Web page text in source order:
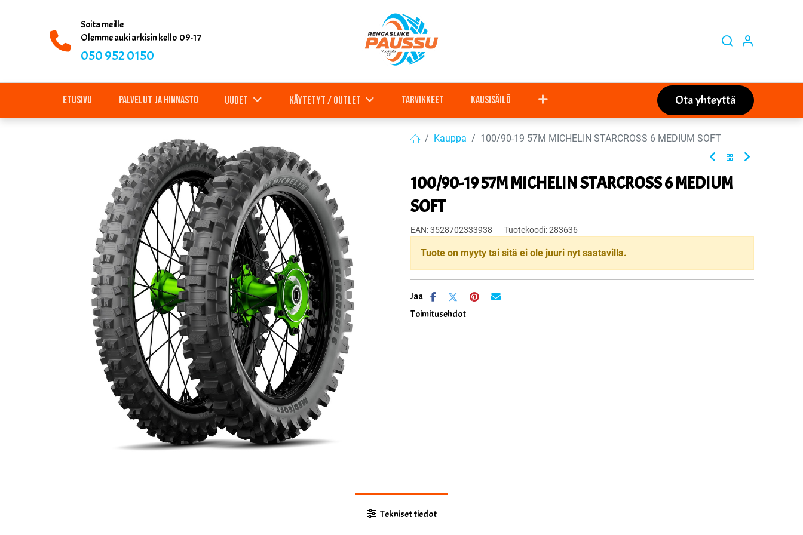
Soita meille
Olemme auki arkisin kello 09-17
050 952 0150
Etusivu Palvelut ja hinnasto Uudet Käytetyt / outlet Tarvikkeet Kausisäilö Ota yhteyttä
Kauppa 100/90-19 57M MICHELIN STARCROSS 6 MEDIUM SOFT
100/90-19 57M MICHELIN STARCROSS 6 MEDIUM
SOFT
EAN:3528702333938 Tuotekoodi:283636
Tuote on myyty tai sitä ei ole juuri nyt saatavilla.
Jaa
Toimitusehdot
Tekniset tiedot